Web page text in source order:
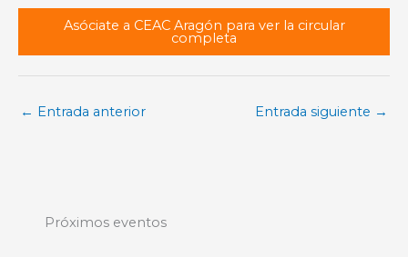
Asóciate a CEAC Aragón para ver la circular
completa
← Entrada anterior Entrada siguiente →
Próximos eventos